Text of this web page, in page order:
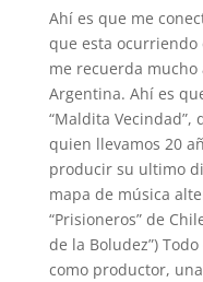
Ahí es que me
que esta ocurriendo
me recuerda mucho
Argentina. Ahí es
“Maldita Vecindad”,
quien llevamos 20
producir su ultimo
mapa de música
“Prisioneros” de
de la Boludez”)
como productor,